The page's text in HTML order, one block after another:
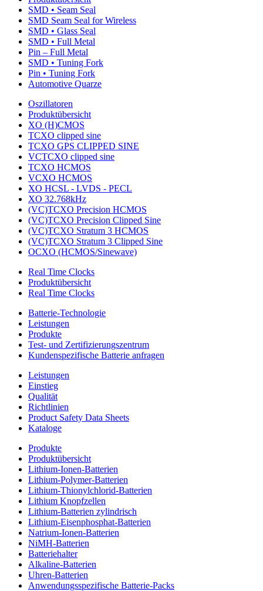
SMD • Seam Seal
SMD Seam Seal for Wireless
SMD • Glass Seal
SMD • Full Metal
Pin – Full Metal
SMD • Tuning Fork
Pin • Tuning Fork
Automotive Quarze
Oszillatoren
Produktübersicht
XO (H)CMOS
TCXO clipped sine
TCXO GPS CLIPPED SINE
VCTCXO clipped sine
TCXO HCMOS
VCXO HCMOS
XO HCSL - LVDS - PECL
XO 32.768kHz
(VC)TCXO Precision HCMOS
(VC)TCXO Precision Clipped Sine
(VC)TCXO Stratum 3 HCMOS
(VC)TCXO Stratum 3 Clipped Sine
OCXO (HCMOS/Sinewave)
Real Time Clocks
Produktübersicht
Real Time Clocks
Batterie-Technologie
Leistungen
Produkte
Test- und Zertifizierungszentrum
Kundenspezifische Batterie anfragen
Leistungen
Einstieg
Qualität
Richtlinien
Product Safety Data Sheets
Kataloge
Produkte
Produktübersicht
Lithium-Ionen-Batterien
Lithium-Polymer-Batterien
Lithium-Thionylchlorid-Batterien
Lithium Knopfzellen
Lithium-Batterien zylindrisch
Lithium-Eisenphosphat-Batterien
Natrium-Ionen-Batterien
NiMH-Batterien
Batteriehalter
Alkaline-Batterien
Uhren-Batterien
Anwendungsspezifische Batterie-Packs